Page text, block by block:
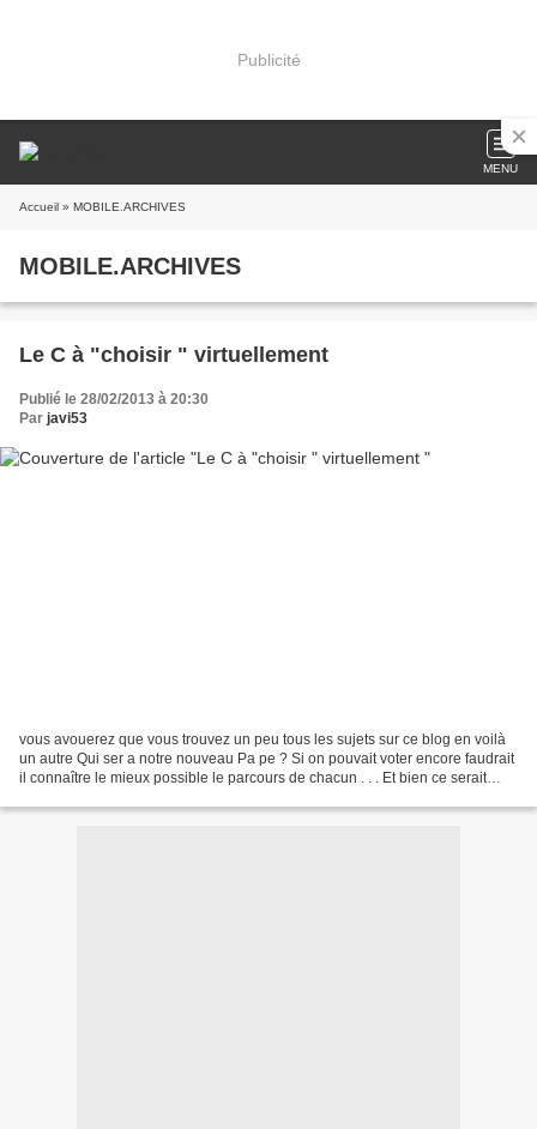
Publicité
MENU
Accueil » MOBILE.ARCHIVES
MOBILE.ARCHIVES
Le C à "choisir " virtuellement
Publié le 28/02/2013 à 20:30
Par javi53
vous avouerez que vous trouvez un peu tous les sujets sur ce blog en voilà
un autre Qui ser a notre nouveau Pa pe ? Si on pouvait voter encore faudrait
il connaître le mieux possible le parcours de chacun . . . Et bien ce serait